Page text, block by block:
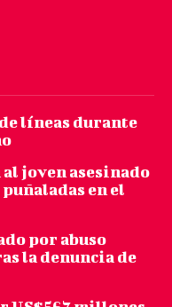
líneas durante
joven asesinado
en el
por abuso
la denuncia de